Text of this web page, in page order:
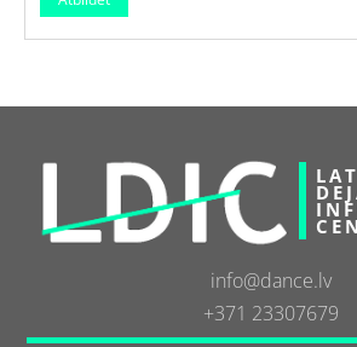
info@dance.lv
+371 23307679